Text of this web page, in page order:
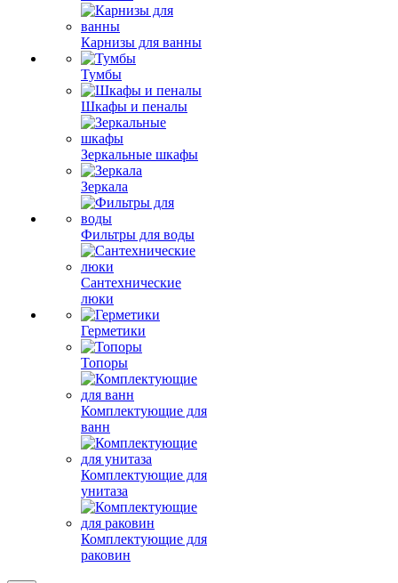
Карнизы для ванны
Тумбы
Шкафы и пеналы
Зеркальные шкафы
Зеркала
Фильтры для воды
Сантехнические
люки
Герметики
Топоры
Комплектующие для
ванн
Комплектующие для
унитаза
Комплектующие для
раковин